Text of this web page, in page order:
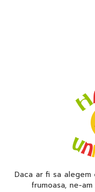
Daca ar fi sa
frumoasa, ne-